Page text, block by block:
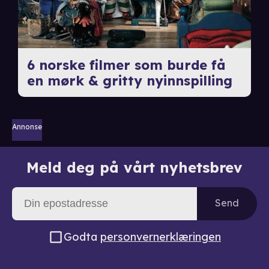
6 norske filmer som burde få
en mørk & gritty nyinnspilling
Annonse
Meld deg på vårt nyhetsbrev
Send
Godta personvernerklæringen